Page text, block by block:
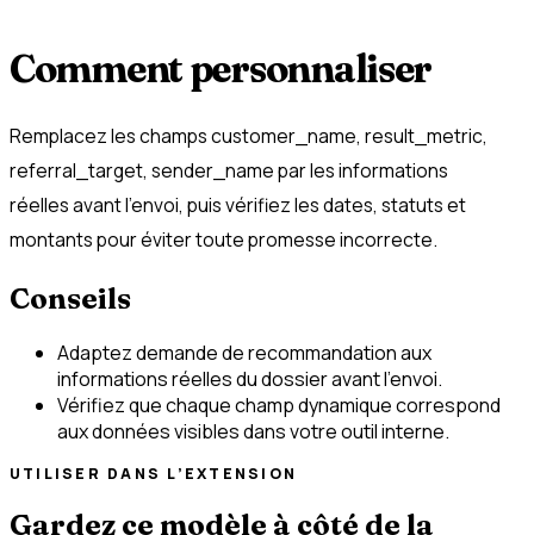
Comment personnaliser
Remplacez les champs customer_name, result_metric,
referral_target, sender_name par les informations
réelles avant l’envoi, puis vérifiez les dates, statuts et
montants pour éviter toute promesse incorrecte.
Conseils
Adaptez demande de recommandation aux
informations réelles du dossier avant l’envoi.
Vérifiez que chaque champ dynamique correspond
aux données visibles dans votre outil interne.
UTILISER DANS L’EXTENSION
Gardez ce modèle à côté de la